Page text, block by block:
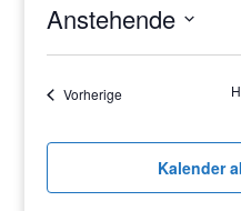
Anstehende
wählen.
VorherigeVeranstaltungen
Kalender